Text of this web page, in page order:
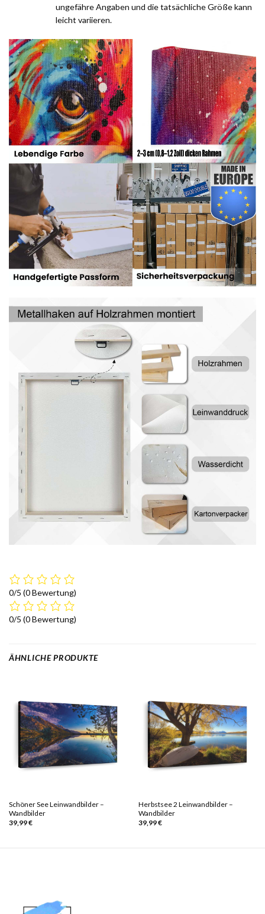
ungefähre Angaben und die tatsächliche Größe kann
leicht variieren.
0/5 (0 Bewertung)
0/5 (0 Bewertung)
ÄHNLICHE PRODUKTE
Schöner See Leinwandbilder –
Wandbilder
39,99€
Herbstsee 2 Leinwandbilder –
Wandbilder
39,99€